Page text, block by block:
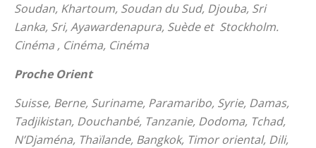
Soudan, Khartoum, Soudan du Sud, Djouba, Sri
Lanka, Sri, Ayawardenapura, Suède et Stockholm.
Cinéma , Cinéma, Cinéma
Proche Orient
Suisse, Berne, Suriname, Paramaribo, Syrie, Damas,
Tadjikistan, Douchanbé, Tanzanie, Dodoma, Tchad,
N’Djaména, Thaïlande, Bangkok, Timor oriental, Dili,